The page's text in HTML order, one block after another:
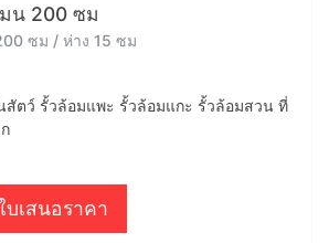
น 200 ซม
ซม / ห่าง 15 ซม
สัตว์ รั้วล้อมแพะ รั้วล้อมแกะ รั้วล้อมสวน ที่
เสนอราคา